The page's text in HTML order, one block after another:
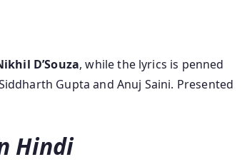
D’Souza, while the lyrics is penned
Gupta and Anuj Saini. Presented
Hindi